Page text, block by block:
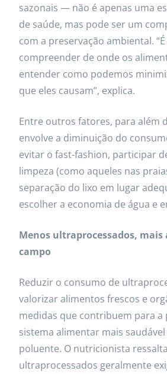
sazonais — não é apenas uma
de saúde, mas pode ser um
com a preservação ambiental.
compreender de onde os
entender como podemos
que eles causam”, explica.
Entre outros fatores, para além
envolve a diminuição do
evitar o fast-fashion, participar
limpeza (como aqueles nas
separação do lixo em lugar
escolher a economia de água e
Menos ultraprocessados,
campo
Reduzir o consumo de
valorizar alimentos frescos e
medidas que contribuem para a
sistema alimentar mais
poluente. O nutricionista
ultraprocessados geralmente